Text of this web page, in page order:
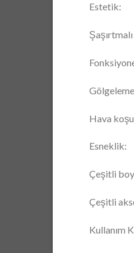
Estetik:
Hava
Esneklik:
Çeşitli
Çeşitli
Kullanım